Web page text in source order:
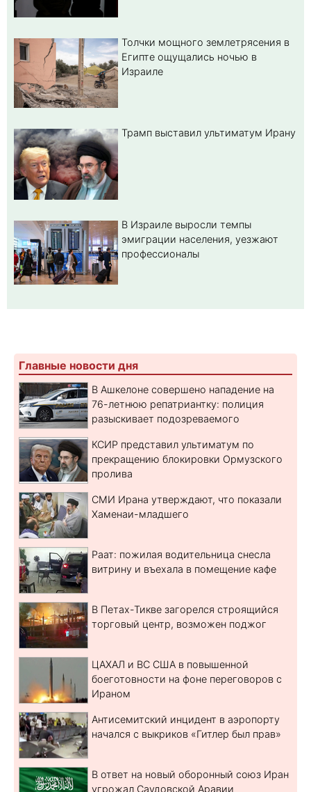
Толчки мощного землетрясения в
Египте ощущались ночью в
Израиле
Трамп выставил ультиматум Ирану
В Израиле выросли темпы
эмиграции населения, уезжают
профессионалы
Главные новости дня
В Ашкелоне совершено нападение на
76-летнюю репатриантку: полиция
разыскивает подозреваемого
КСИР представил ультиматум по
прекращению блокировки Ормузского
пролива
СМИ Ирана утверждают, что показали
Хаменаи-младшего
Раат: пожилая водительница снесла
витрину и въехала в помещение кафе
В Петах-Тикве загорелся строящийся
торговый центр, возможен поджог
ЦАХАЛ и ВС США в повышенной
боеготовности на фоне переговоров с
Ираном
Антисемитский инцидент в аэропорту
начался с выкриков «Гитлер был прав»
В ответ на новый оборонный союз Иран
угрожал Саудовской Аравии